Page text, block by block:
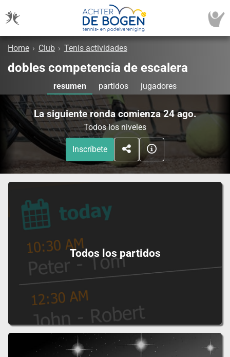
Home › Club › Tenis actividades
dobles competencia de escalera
resumen partidos jugadores
La siguiente ronda comienza 24 ago.
Todos los niveles
Inscríbete
Todos los partidos